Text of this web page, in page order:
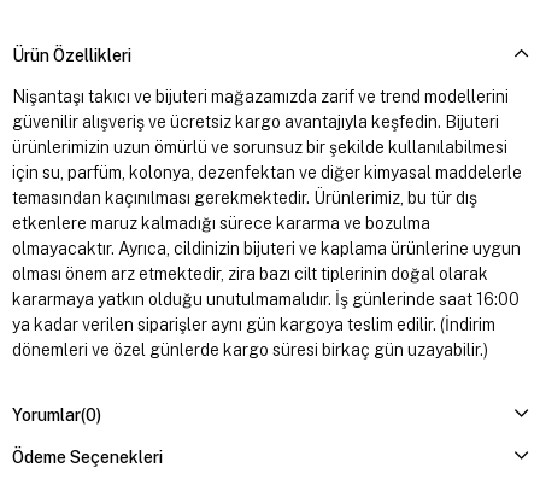
Ürün Özellikleri
Nişantaşı takıcı ve bijuteri mağazamızda zarif ve trend modellerini
güvenilir alışveriş ve ücretsiz kargo avantajıyla keşfedin. Bijuteri
ürünlerimizin uzun ömürlü ve sorunsuz bir şekilde kullanılabilmesi
için su, parfüm, kolonya, dezenfektan ve diğer kimyasal maddelerle
temasından kaçınılması gerekmektedir. Ürünlerimiz, bu tür dış
etkenlere maruz kalmadığı sürece kararma ve bozulma
olmayacaktır. Ayrıca, cildinizin bijuteri ve kaplama ürünlerine uygun
olması önem arz etmektedir, zira bazı cilt tiplerinin doğal olarak
kararmaya yatkın olduğu unutulmamalıdır. İş günlerinde saat 16:00
ya kadar verilen siparişler aynı gün kargoya teslim edilir. (İndirim
dönemleri ve özel günlerde kargo süresi birkaç gün uzayabilir.)
Yorumlar(0)
Ödeme Seçenekleri